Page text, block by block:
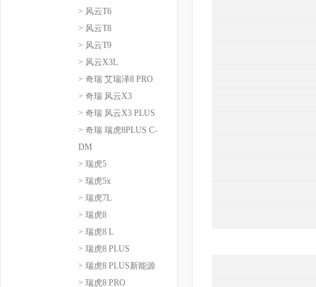
> 风云T6
> 风云T8
> 风云T9
> 风云X3L
> 奇瑞 艾瑞泽8 PRO
> 奇瑞 风云X3
> 奇瑞 风云X3 PLUS
> 奇瑞 瑞虎8PLUS C-
DM
> 瑞虎5
> 瑞虎5x
> 瑞虎7L
> 瑞虎8
> 瑞虎8 L
> 瑞虎8 PLUS
> 瑞虎8 PLUS新能源
> 瑞虎8 PRO